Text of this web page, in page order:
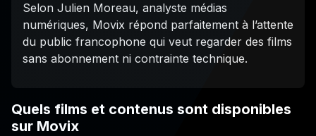
Selon Julien Moreau, analyste médias
numériques, Movix répond parfaitement à l’attente
du public francophone qui veut regarder des films
sans abonnement ni contrainte technique.
Quels films et contenus sont disponibles
sur Movix